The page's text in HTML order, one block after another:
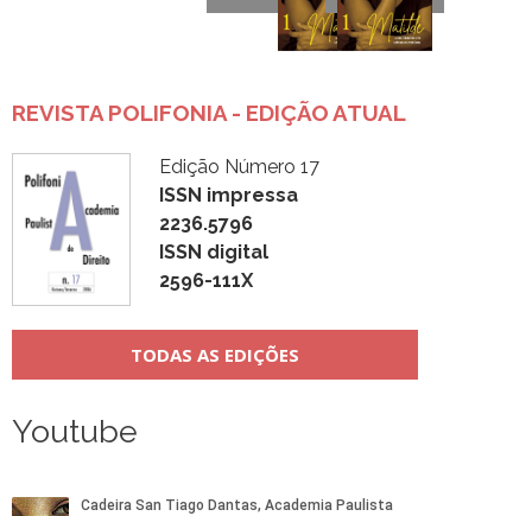
REVISTA POLIFONIA - EDIÇÃO ATUAL
Edição Número 17
ISSN impressa
2236.5796
ISSN digital
2596-111X
TODAS AS EDIÇÕES
Youtube